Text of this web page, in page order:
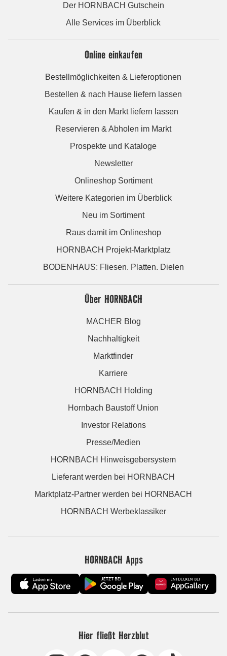
Der HORNBACH Gutschein
Alle Services im Überblick
Online einkaufen
Bestellmöglichkeiten & Lieferoptionen
Bestellen & nach Hause liefern lassen
Kaufen & in den Markt liefern lassen
Reservieren & Abholen im Markt
Prospekte und Kataloge
Newsletter
Onlineshop Sortiment
Weitere Kategorien im Überblick
Neu im Sortiment
Raus damit im Onlineshop
HORNBACH Projekt-Marktplatz
BODENHAUS: Fliesen. Platten. Dielen
Über HORNBACH
MACHER Blog
Nachhaltigkeit
Marktfinder
Karriere
HORNBACH Holding
Hornbach Baustoff Union
Investor Relations
Presse/Medien
HORNBACH Hinweisgebersystem
Lieferant werden bei HORNBACH
Marktplatz-Partner werden bei HORNBACH
HORNBACH Werbeklassiker
HORNBACH Apps
Hier fließt Herzblut